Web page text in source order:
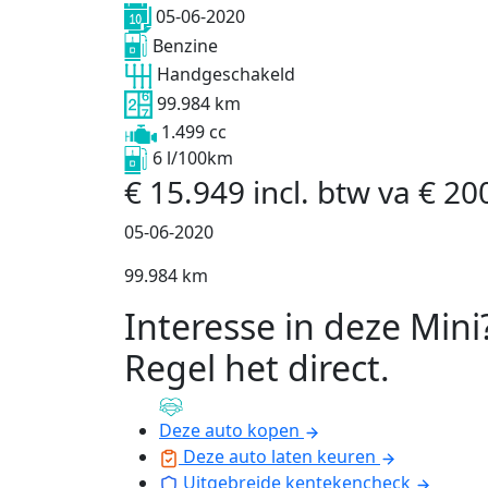
05-06-2020
Benzine
Handgeschakeld
99.984 km
1.499 cc
6 l/100km
€ 15.949 incl. btwva €
05-06-2020
99.984 km
Interesse in deze
Regel het direct.
Deze auto kopen
Deze auto laten keuren
Uitgebreide kentekencheck